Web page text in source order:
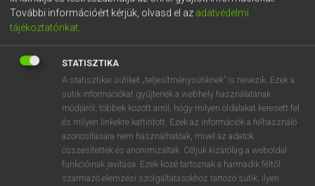
Európai uniós terminológiai szótár
VAN ELŐFIZETÉSED?
Van előfizetésem a teljes szócikk megtekintéséhez.
BELÉPÉS
További információért kérjük, olvasd el az adatvédelmi
tájékoztatónkat.
STATISZTIKA
A statisztikai sütiket „teljesítménysütiknek” is nevezik. Ezek a
sütik információkat gyűjtenek a webhely használatának
módjáról, többek között arról, hogy milyen oldalakat keresett fel
és milyen linkekre kattintott. Ezek az információk a felhasználó
azonosítására nem használhatóak, mivel az adatok
összesítettek és anonimizáltak. Céljuk kizárólag a weboldal
funkcióinak javítása. Ezek közé tartoznak a harmadik féltől
származó elemzési szolgáltatásokhoz tartozó sütik; ilyen
t z u i o p
g h j k l é á ű Ω
n m , . AltGr